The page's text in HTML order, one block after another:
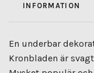
INFORMATION
En underbar
Kronbladen är